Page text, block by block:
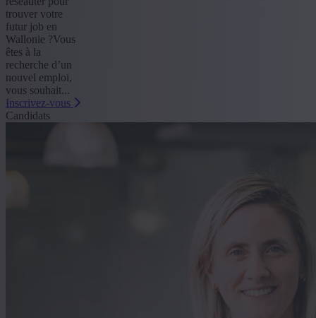
trouver votre
futur job en
Wallonie ?Vous
êtes à la
recherche d’un
nouvel emploi,
vous souhait...
Inscrivez-vous
Candidats